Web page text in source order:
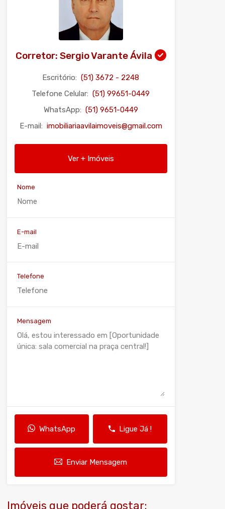
Corretor: Sergio Varante Ávila
Escritório: (51) 3672 - 2248
Telefone Celular: (51) 99651-0449
WhatsApp: (51) 9651-0449
E-mail: imobiliariaavilaimoveis@gmail.com
Ver + Imóveis
Nome
E-mail
Telefone
Mensagem
WhatsApp Ligue Já !
Enviar Mensagem
Imóveis que poderá gostar: